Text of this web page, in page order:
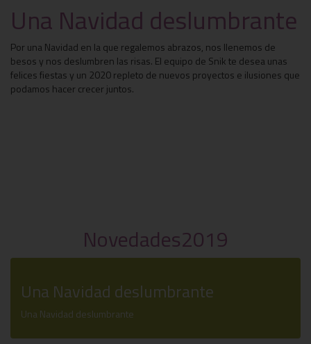
Una Navidad deslumbrante
Por una Navidad en la que regalemos abrazos, nos llenemos de
besos y nos deslumbren las risas. El equipo de Snik te desea unas
felices fiestas y un 2020 repleto de nuevos proyectos e ilusiones que
podamos hacer crecer juntos.
Novedades2019
Una Navidad deslumbrante
Una Navidad deslumbrante